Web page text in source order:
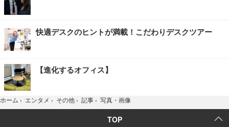
快適デスクのヒントが満載！こだわりデスクツアー
【進化するオフィス】
ホーム › エンタメ › その他 › 記事 › 写真・画像
TOP